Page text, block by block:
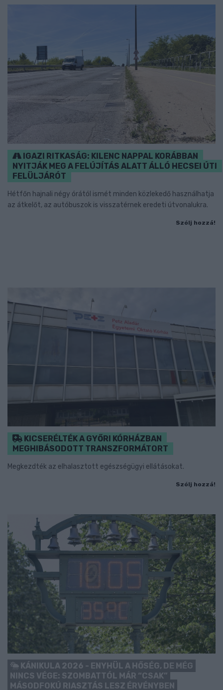
IGAZI RITKASÁG: KILENC NAPPAL KORÁBBAN
NYITJÁK MEG A FELÚJÍTÁS ALATT ÁLLÓ HECSEI ÚTI
FELÜLJÁRÓT
Hétfőn hajnali négy órától ismét minden közlekedő használhatja
az átkelőt, az autóbuszok is visszatérnek eredeti útvonalukra.
Szólj hozzá!
KICSERÉLTÉK A GYŐRI KÓRHÁZBAN
MEGHIBÁSODOTT TRANSZFORMÁTORT
Megkezdték az elhalasztott egészségügyi ellátásokat.
Szólj hozzá!
KÁNIKULA 2026 - ENYHÜL A HŐSÉG, DE MÉG
NINCS VÉGE: SZOMBATTÓL MÁR “CSAK”
MÁSODFOKÚ RIASZTÁS LESZ ÉRVÉNYBEN